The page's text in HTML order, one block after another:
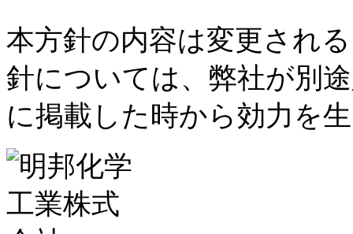
本方針の内容は変更され
針については、弊社が別
に掲載した時から効力を